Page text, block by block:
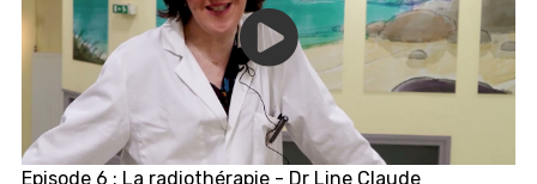
Episode 6 : La radiothérapie - Dr Line Claude